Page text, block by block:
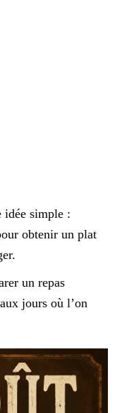
idée simple :
obtenir un plat
un repas
jours où l’on